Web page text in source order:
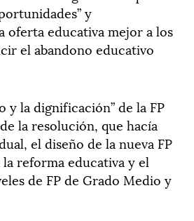
y
oferta educativa mejor a los
el abandono educativo
y la dignificación” de la FP
la resolución, que hacía
el diseño de la nueva FP
reforma educativa y el
de FP de Grado Medio y